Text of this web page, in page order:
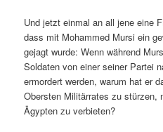
Und jetzt einmal an all jene eine
dass mit Mohammed Mursi ein
gejagt wurde: Wenn während
Soldaten von einer seiner Partei
ermordert werden, warum hat er
Obersten Militärrates zu stürzen,
Ägypten zu verbieten?